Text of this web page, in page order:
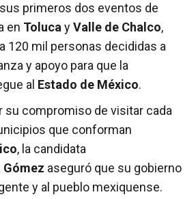
primeros dos eventos de
en TolucayValle de Chalco,
120 mil personas decididas a
y apoyo para que la
al Estado de México.
su compromiso de visitar cada
que conforman
, la candidata
Gómez aseguró que su gobierno
y al pueblo mexiquense.